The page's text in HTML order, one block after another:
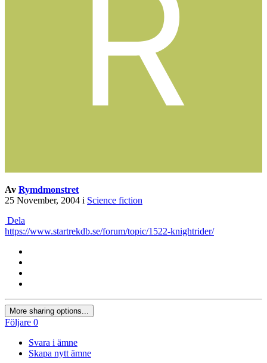
Av Rymdmonstret
25 November, 2004 i Science fiction
Dela
https://www.startrekdb.se/forum/topic/1522-knightrider/
More sharing options...
Följare 0
Svara i ämne
Skapa nytt ämne